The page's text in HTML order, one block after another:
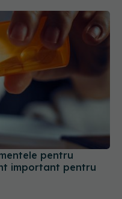
pentru
important pentru